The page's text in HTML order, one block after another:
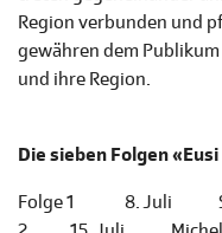
Region verbunden und
gewähren dem
und ihre Region.
Die sieben Folgen
Folge 1 8. Juli Sepp